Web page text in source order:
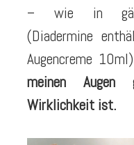
– wie in
(Diadermine
Augencreme
meinen
Wirklichkeit ist.